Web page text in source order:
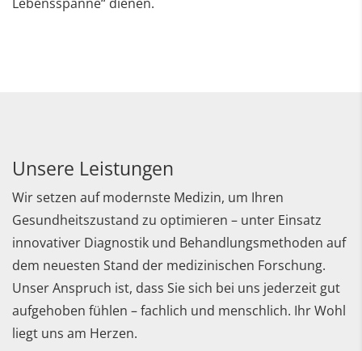
Unsere Leistungen
Wir setzen auf modernste Medizin, um Ihren
Gesundheitszustand zu optimieren – unter Einsatz
innovativer Diagnostik und Behandlungsmethoden auf
dem neuesten Stand der medizinischen Forschung.
Unser Anspruch ist, dass Sie sich bei uns jederzeit gut
aufgehoben fühlen – fachlich und menschlich. Ihr Wohl
liegt uns am Herzen.